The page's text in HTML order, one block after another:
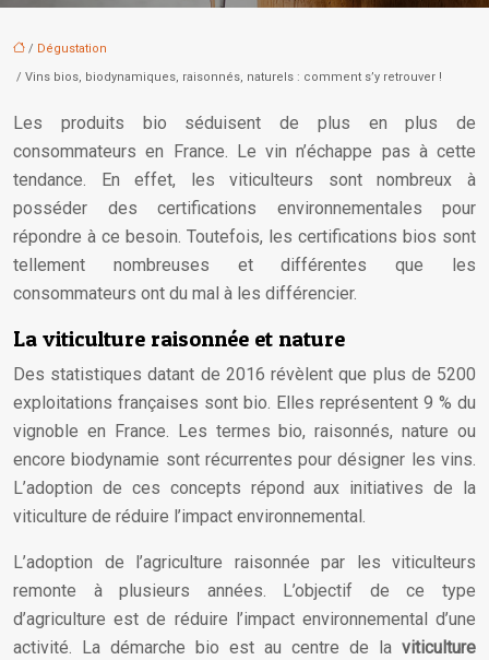
/ Dégustation
/ Vins bios, biodynamiques, raisonnés, naturels : comment s’y retrouver !
Les produits bio séduisent de plus en plus de
consommateurs en France. Le vin n’échappe pas à cette
tendance. En effet, les viticulteurs sont nombreux à
posséder des certifications environnementales pour
répondre à ce besoin. Toutefois, les certifications bios sont
tellement nombreuses et différentes que les
consommateurs ont du mal à les différencier.
La viticulture raisonnée et nature
Des statistiques datant de 2016 révèlent que plus de 5200
exploitations françaises sont bio. Elles représentent 9 % du
vignoble en France. Les termes bio, raisonnés, nature ou
encore biodynamie sont récurrentes pour désigner les vins.
L’adoption de ces concepts répond aux initiatives de la
viticulture de réduire l’impact environnemental.
L’adoption de l’agriculture raisonnée par les viticulteurs
remonte à plusieurs années. L’objectif de ce type
d’agriculture est de réduire l’impact environnemental d’une
activité. La démarche bio est au centre de la viticulture